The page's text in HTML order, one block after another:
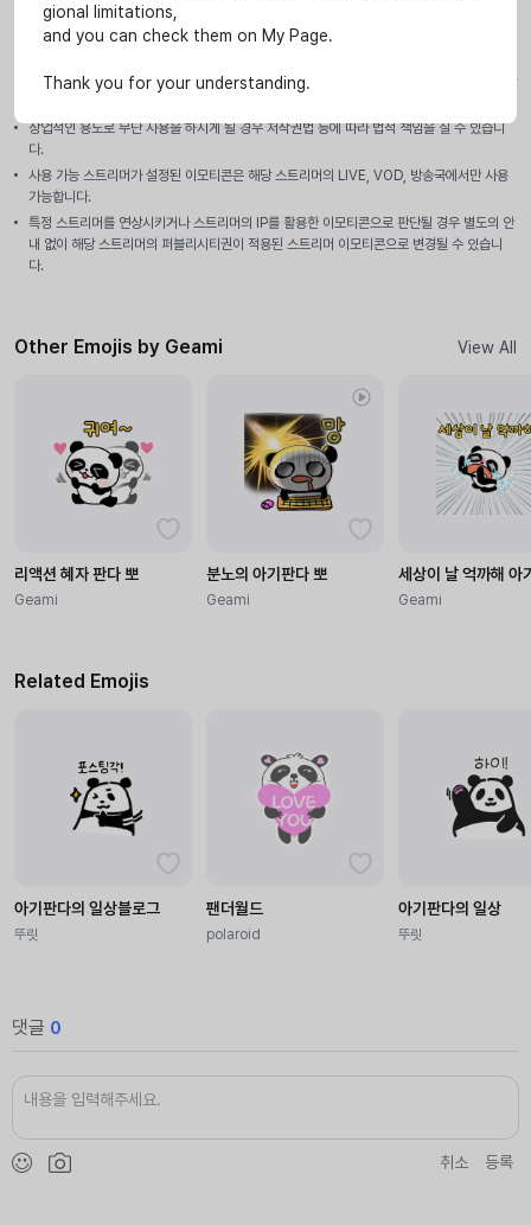
사용안내
이모티콘은 SOOP 서비스(LIVE, VOD, 방송국, e스포츠 페이지)에서만 개인적인 용도로 사
상업적인 용도로 무단 사용을 하시게 될 경우 저작권법 등에 따라 법적 책임을 질 수 있습니
다.
사용 가능 스트리머가 설정된 이모티콘은 해당 스트리머의 LIVE, VOD, 방송국에서만 사용
가능합니다.
특정 스트리머를 연상시키거나 스트리머의 IP를 활용한 이모티콘으로 판단될 경우 별도의 안
내 없이 해당 스트리머의 퍼블리시티권이 적용된 스트리머 이모티콘으로 변경될 수 있습니
다.
Other Emojis by Geami View All
리액션 혜자 판다 뽀
Geami
분노의 아기판다 뽀
Geami
세상이 날 억까해 아
Geami
Related Emojis
아기판다의 일상블로그
뚜릿
팬더월드
polaroid
아기판다의 일상
뚜릿
댓글 0
취소 등록
gional limitations,
and you can check them on My Page.
Thank you for your understanding.